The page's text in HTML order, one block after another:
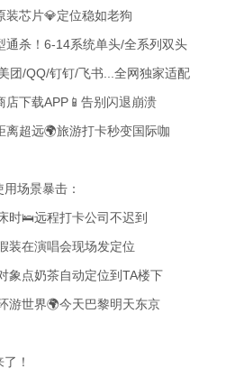
装芯片💎定位稳如老狗
通杀！6-14系统单头/全系列双头
团/QQ/钉钉/飞书...全网独家适配
店下载APP📱告别闪退崩溃
离超远🌍旅游打卡秒变国际咖
场景暴击：
时🛌远程打卡公司不迟到
装在演唱会现场发定位
象点奶茶自动定位到TA楼下
游世界🌍今天巴黎明天东京
！